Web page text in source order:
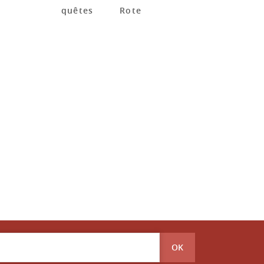
quêtes Rote
OK